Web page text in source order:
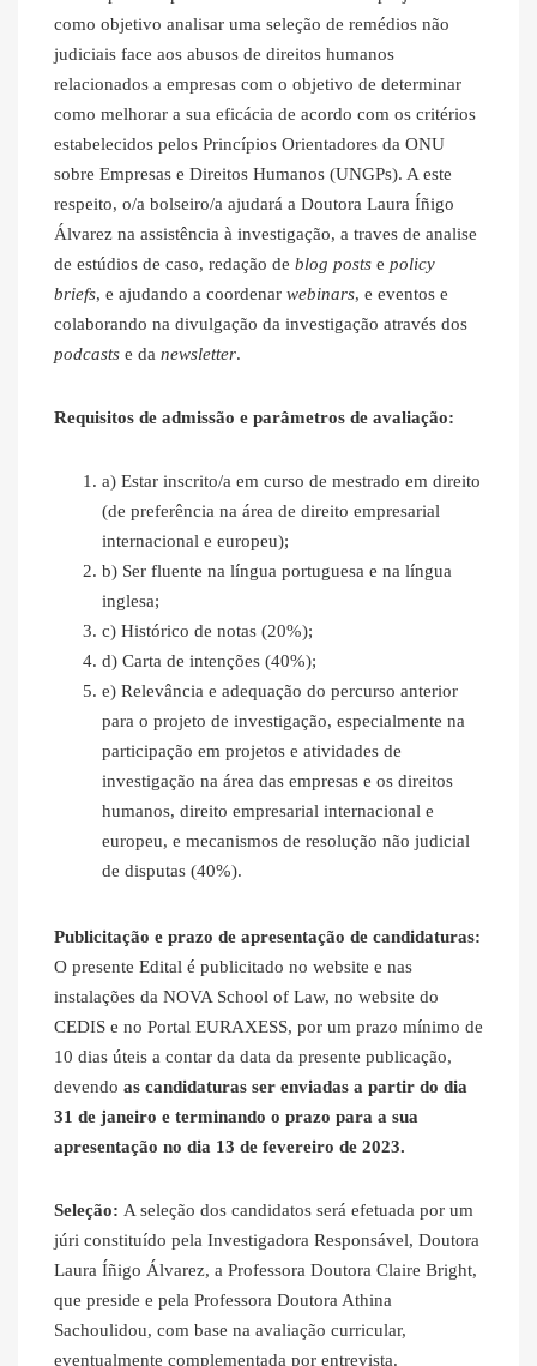
como objetivo analisar uma seleção de remédios não
judiciais face aos abusos de direitos humanos
relacionados a empresas com o objetivo de determinar
como melhorar a sua eficácia de acordo com os critérios
estabelecidos pelos Princípios Orientadores da ONU
sobre Empresas e Direitos Humanos (UNGPs). A este
respeito, o/a bolseiro/a ajudará a Doutora Laura Íñigo
Álvarez na assistência à investigação, a traves de analise
de estúdios de caso, redação de blog posts e policy
briefs, e ajudando a coordenar webinars, e eventos e
colaborando na divulgação da investigação através dos
podcasts e da newsletter.
Requisitos de admissão e parâmetros de avaliação:
a) Estar inscrito/a em curso de mestrado em direito
(de preferência na área de direito empresarial
internacional e europeu);
b) Ser fluente na língua portuguesa e na língua
inglesa;
c) Histórico de notas (20%);
d) Carta de intenções (40%);
e) Relevância e adequação do percurso anterior
para o projeto de investigação, especialmente na
participação em projetos e atividades de
investigação na área das empresas e os direitos
humanos, direito empresarial internacional e
europeu, e mecanismos de resolução não judicial
de disputas (40%).
Publicitação e prazo de apresentação de candidaturas:
O presente Edital é publicitado no website e nas
instalações da NOVA School of Law, no website do
CEDIS e no Portal EURAXESS, por um prazo mínimo de
10 dias úteis a contar da data da presente publicação,
devendo as candidaturas ser enviadas a partir do dia
31 de janeiro e terminando o prazo para a sua
apresentação no dia 13 de fevereiro de 2023.
Seleção: A seleção dos candidatos será efetuada por um
júri constituído pela Investigadora Responsável, Doutora
Laura Íñigo Álvarez, a Professora Doutora Claire Bright,
que preside e pela Professora Doutora Athina
Sachoulidou, com base na avaliação curricular,
eventualmente complementada por entrevista.